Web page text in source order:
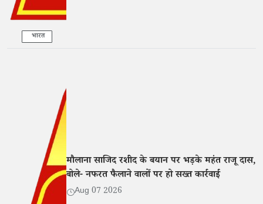
भारत
मौलाना साजिद रशीद के बयान पर भड़के महंत राजू दास,
बोले- नफरत फैलाने वालों पर हो सख्त कार्रवाई
Aug 07 2026